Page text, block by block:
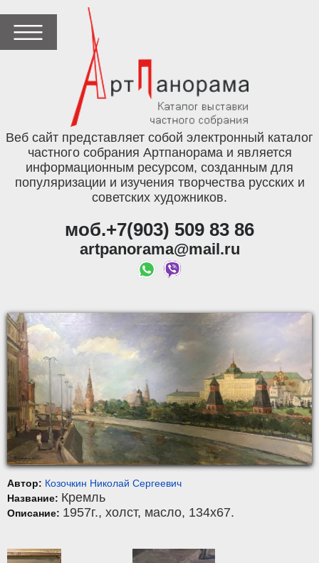
Веб сайт представляет собой электронный каталог
частного собрания Артпанорама и является
информационным ресурсом, созданным для
популяризации и изучения творчества русских и
советских художников.
моб.+7(903) 509 83 86
artpanorama@mail.ru
Автор: Козочкин Николай Сергеевич
Название: Кремль
Описание: 1957г., холст, масло, 134x67.